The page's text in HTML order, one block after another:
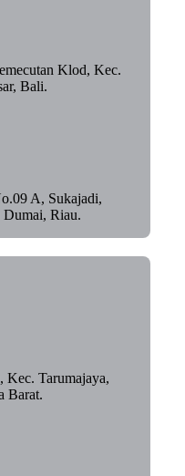
Klod, Kec.
Bali.
A, Sukajadi,
Riau.
Kec. Tarumajaya,
Barat.